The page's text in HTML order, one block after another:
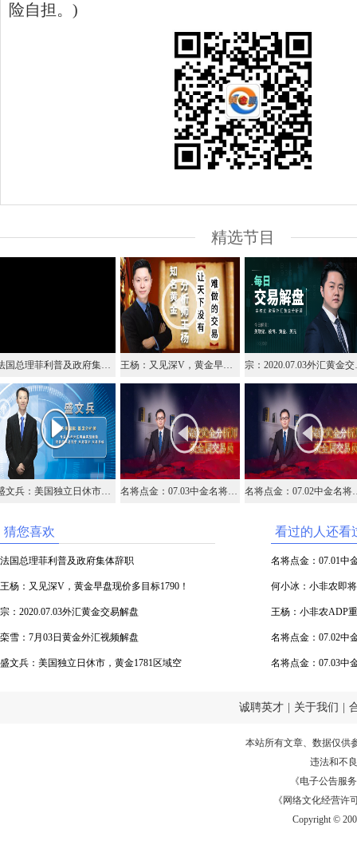
险自担。)
精选节目
法国总理菲利普及政府集体辞职 王杨：又见深V，黄金早盘现价多目标1790！ 宗：
盛文兵：美国独立日休市，黄金1781区域空 名将点金：07.03中金名将在线视频直播黄金外汇原油 名将点金：
猜您喜欢
法国总理菲利普及政府集体辞职
王杨：又见深V，黄金早盘现价多目标1790！
宗：2020.07.03外汇黄金交易解盘
栾雪：7月03日黄金外汇视频解盘
盛文兵：美国独立日休市，黄金1781区域空
看过的人还看
名将点金：07.01中
油
何小冰：小非农即
王杨：小非农ADP
名将点金：07.02中
油
名将点金：07.03中
诚聘英才 关于我们
本站所有文章、数据仅供
违法和不
《电子公告服务
《网络文化经营许
Copyright ©